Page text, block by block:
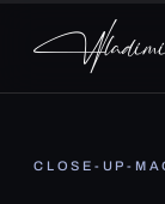
CLOSE-UP-